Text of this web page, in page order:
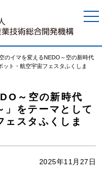
空のイマを変えるNEDO～空の新時代
ト・航空宇宙フェスタふくしま
～空の新時代
」をテーマとして
ェスタふくしま
2025年11月27日